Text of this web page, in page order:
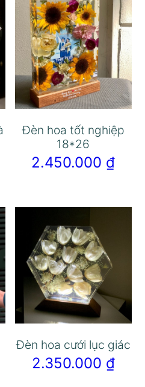
Đèn hoa tốt nghiệp
18*26
2.450.000 ₫
Đèn hoa cưới lục giác
2.350.000 ₫